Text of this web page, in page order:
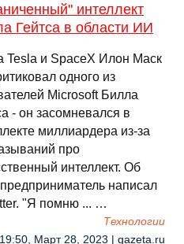
интеллект
Гейтса в области ИИ
Tesla и SpaceX Илон Маск
одного из
Microsoft Билла
- он засомневался в
миллиардера из-за
про
интеллект. Об
написал
"Я помню ... …
Технологии
19:50, Март 28, 2023 | gazeta.ru